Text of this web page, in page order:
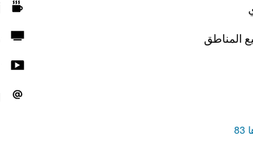
المناطق